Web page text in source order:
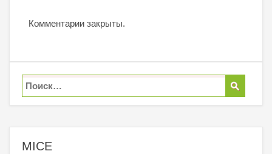
Комментарии закрыты.
MICE